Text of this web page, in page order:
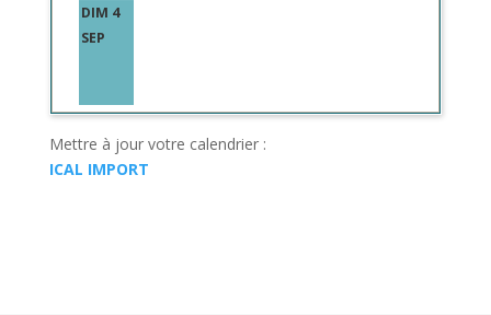
DIM 4
SEP
Mettre à jour votre calendrier :
ICAL IMPORT